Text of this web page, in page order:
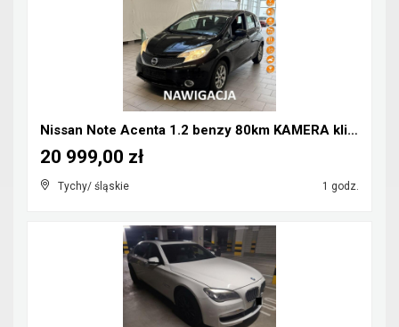
Nissan Note Acenta 1.2 benzy 80km KAMERA klima NAV...
Tychy/ śląskie 1 godz.
20 999,00 zł